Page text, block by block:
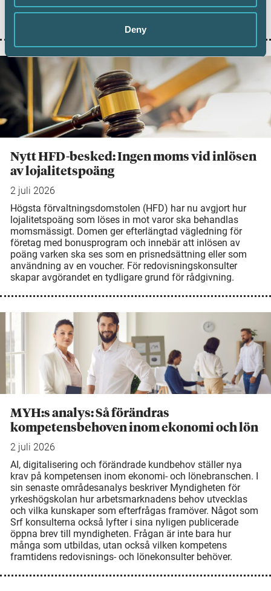
Deny
visar ny statistik från Bolagsverket att digital inlämning
Nytt HFD-besked: Ingen moms vid inlösen
av lojalitetspoäng
2 juli 2026
Högsta förvaltningsdomstolen (HFD) har nu avgjort hur
lojalitetspoäng som löses in mot varor ska behandlas
momsmässigt. Domen ger efterlängtad vägledning för
företag med bonusprogram och innebär att inlösen av
poäng varken ska ses som en prisnedsättning eller som
användning av en voucher. För redovisningskonsulter
skapar avgörandet en tydligare grund för rådgivning.
MYH:s analys: Så förändras
kompetensbehoven inom ekonomi och lön
2 juli 2026
AI, digitalisering och förändrade kundbehov ställer nya
krav på kompetensen inom ekonomi- och lönebranschen. I
sin senaste områdesanalys beskriver Myndigheten för
yrkeshögskolan hur arbetsmarknadens behov utvecklas
och vilka kunskaper som efterfrågas framöver. Något som
Srf konsulterna också lyfter i sina nyligen publicerade
öppna brev till myndigheten. Frågan är inte bara hur
många som utbildas, utan också vilken kompetens
framtidens redovisnings- och lönekonsulter behöver.